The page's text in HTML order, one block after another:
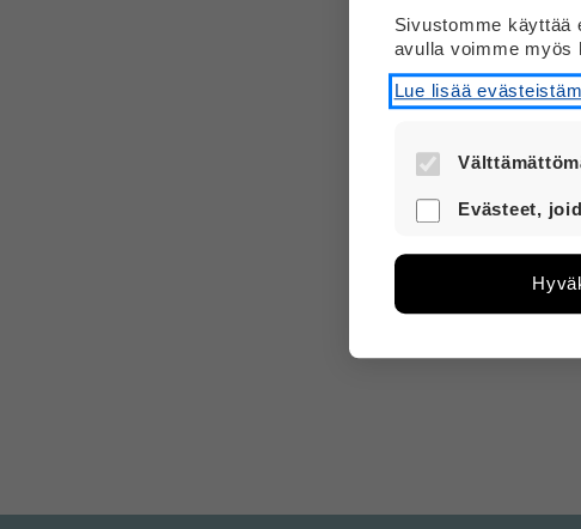
Sivustomme käyttää
avulla voimme myös
Lue lisää
Nämä evästeet
turvallisesti.
Evästeet,
avulla voimme
Tietoa kerätään
sivuilla liikutaan.
Voit valita,